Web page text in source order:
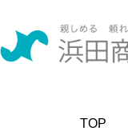
TOP